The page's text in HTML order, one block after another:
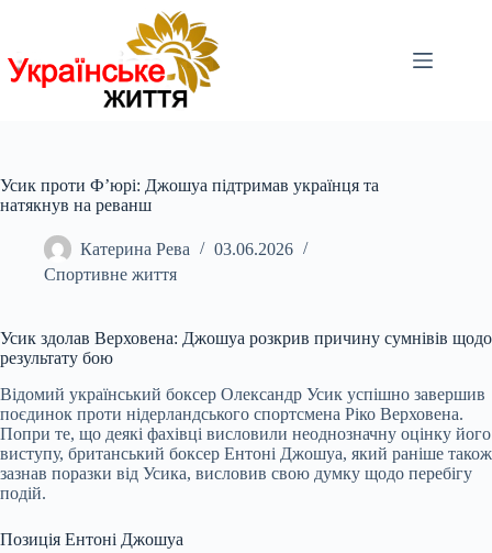
Усик проти Ф’юрі: Джошуа підтримав українця та
натякнув на реванш
Катерина Рева
03.06.2026
Спортивне життя
Усик здолав Верховена: Джошуа розкрив причину сумнівів щодо
результату бою
Відомий український боксер Олександр Усик успішно завершив
поєдинок проти нідерландського спортсмена Ріко Верховена.
Попри те, що деякі фахівці висловили неоднозначну оцінку його
виступу, британський боксер Ентоні Джошуа, який раніше також
зазнав поразки від Усика, висловив свою думку щодо перебігу
подій.
Позиція Ентоні Джошуа